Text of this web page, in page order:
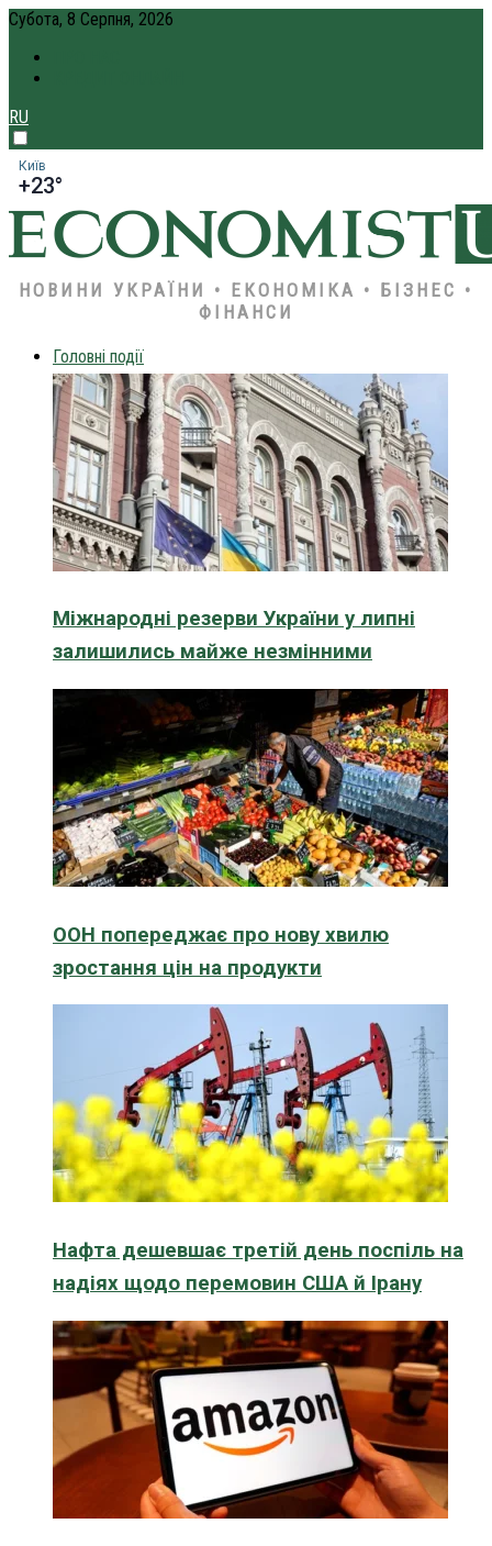
Субота, 8 Серпня, 2026
RU
Київ
+23°
НОВИНИ УКРАЇНИ • ЕКОНОМІКА • БІЗНЕС •
ФІНАНСИ
Головні події
Міжнародні резерви України у липні
залишились майже незмінними
ООН попереджає про нову хвилю
зростання цін на продукти
Нафта дешевшає третій день поспіль на
надіях щодо перемовин США й Ірану